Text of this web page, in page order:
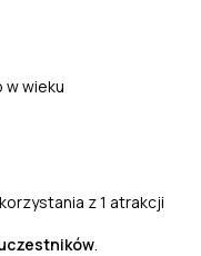
wieku
z 1 atrakcji